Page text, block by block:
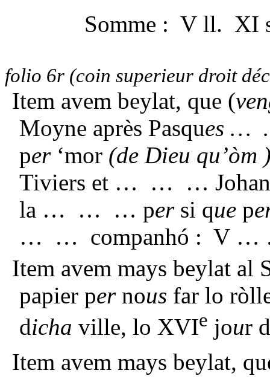
Somme : V ll. XI
folio 6r (coin superieur droit
Item avem beylat, que (
Moyne après Pasques
per‘mor (de Dieu qu’òm
Tiviers et … … … Johan
la … … … persi que p
… … companhó : V
Item avem mays beylat al
papier pernous far lo
dicha ville, lo XVIe jour
Item avem mays beylat,